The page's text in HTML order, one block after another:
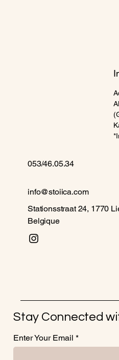
053/46.05.34
info@stoiica.com
Stationsstraat 24, 1770
Belgique
Stay Connected
Enter Your Email